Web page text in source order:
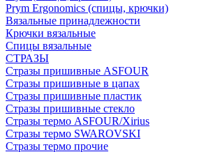
Prym Ergonomics (спицы, крючки)
Вязальные принадлежности
Крючки вязальные
Спицы вязальные
СТРАЗЫ
Стразы пришивные ASFOUR
Стразы пришивные в цапах
Стразы пришивные пластик
Стразы пришивные стекло
Стразы термо ASFOUR/Xirius
Стразы термо SWAROVSKI
Стразы термо прочие